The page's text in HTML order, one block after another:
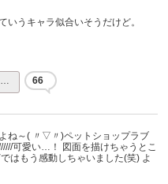
いうキャラ似合いそうだけど。
… 66
ね～( 〃▽〃)ペットショップラブ
可愛い…！ 図面を描けちゃうとこ
はもう感動しちゃいました(笑) よ